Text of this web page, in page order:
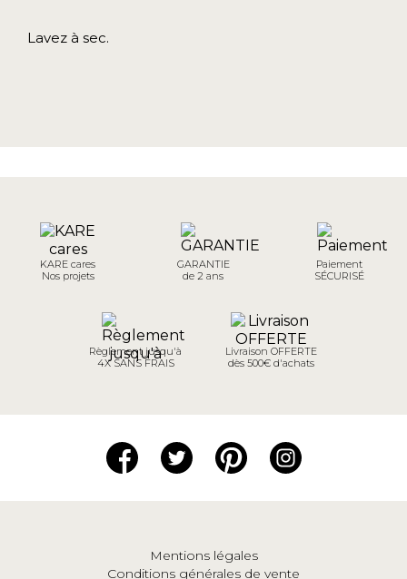
Lavez à sec.
KARE cares
Nos projets
GARANTIE
de 2 ans
Paiement
SÉCURISÉ
Règlement jusqu'à
4X SANS FRAIS
Livraison OFFERTE
dès 500€ d'achats
Mentions légales
Conditions générales de vente